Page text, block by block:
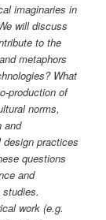
imaginaries in
will discuss
to the
metaphors
What
production of
norms,
and
practices
questions
and
work (e.g.